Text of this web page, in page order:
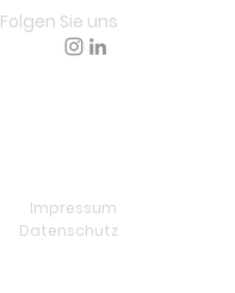
Folgen Sie uns
Impressum
Datenschutz